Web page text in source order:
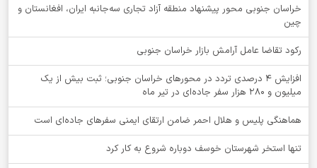
خراسان جنوبی محور پیشنهاد منطقه آزاد تجاری سه‌جانبه ایران، افغانستان و
چین
رکود تقاضا عامل آرامش بازار خراسان جنوبی
افزایش 4 درصدی تردد در محورهای خراسان جنوبی؛ ثبت بیش از یک
میلیون و 280 هزار سفر جاده‌ای در تیر ماه
هماهنگی پلیس و هلال احمر ضامن ارتقای ایمنی سفرهای جاده‌ای است
تنها استخر شهرستان خوسف دوباره شروع به کار کرد